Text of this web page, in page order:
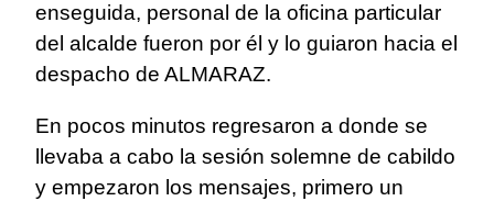
enseguida, personal de la oficina particular
del alcalde fueron por él y lo guiaron hacia el
despacho de ALMARAZ.
En pocos minutos regresaron a donde se
llevaba a cabo la sesión solemne de cabildo
y empezaron los mensajes, primero un